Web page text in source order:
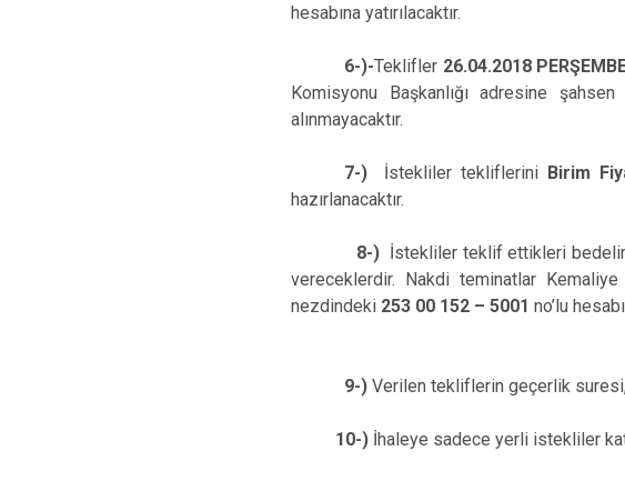
hesabına yatırılacaktır.
6-)-Teklifler 26.04.2018
Komisyonu Başkanlığı adresine
alınmayacaktır.
7-) İstekliler tekliflerini Birim
hazırlanacaktır.
8-) İstekliler teklif ettikleri
vereceklerdir. Nakdi teminatlar
nezdindeki 253 00 152 – 5001 no’lu
9-) Verilen tekliflerin geçerlik
10-) İhaleye sadece yerli istekliler